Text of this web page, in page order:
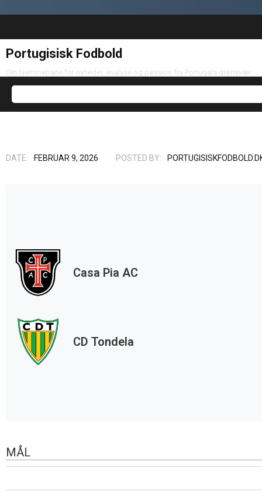
Portugisisk Fodbold
Din hjemmebane for nyheder, analyse og passion fra Portugals grønsvær
DATE: FEBRUAR 9, 2026 POSTED BY:
Casa Pia AC
CD Tondela
MÅL